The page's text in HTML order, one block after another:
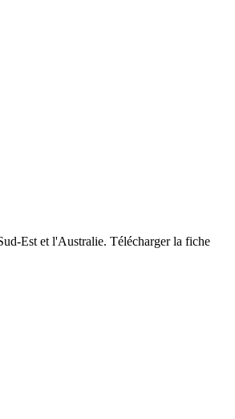
Est et l'Australie. Télécharger la fiche